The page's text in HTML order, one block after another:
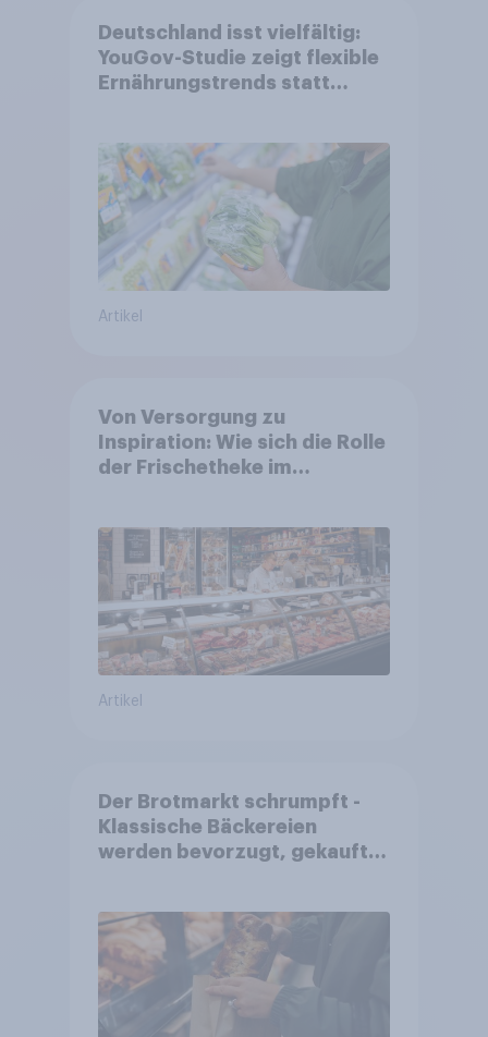
Deutschland isst vielfältig:
YouGov-Studie zeigt flexible
Ernährungstrends statt
Artikel
Von Versorgung zu
Inspiration: Wie sich die Rolle
der Frischetheke im
Artikel
Der Brotmarkt schrumpft -
Klassische Bäckereien
werden bevorzugt, gekauft